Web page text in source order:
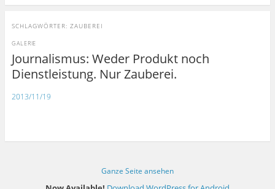
SCHLAGWÖRTER: ZAUBEREI
Journalismus: Weder Produkt noch
Dienstleistung. Nur Zauberei.
GALERIE
2013/11/19
Ganze Seite ansehen